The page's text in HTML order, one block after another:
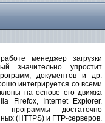
менеджер загрузки
значительно упростит
документов и др.
интегрируется со всеми
на основе его движка
Firefox, Internet Explorer.
программы достаточно
(HTTPS) и FTP-серверов.